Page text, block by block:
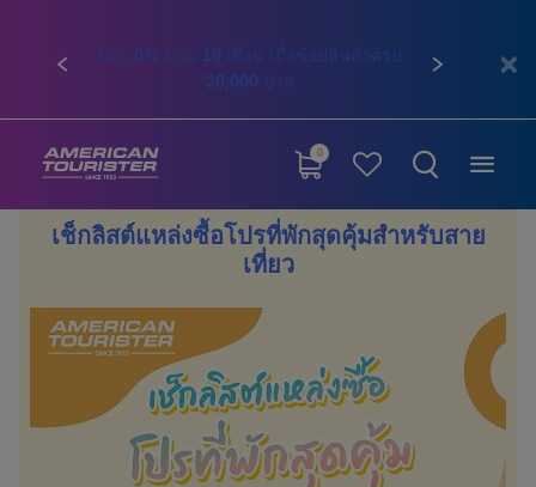
ก่อนหน้า
0
เช็กลิสต์แหล่งซื้อโปรที่พักสุดคุ้มสำหรับสาย
เที่ยว